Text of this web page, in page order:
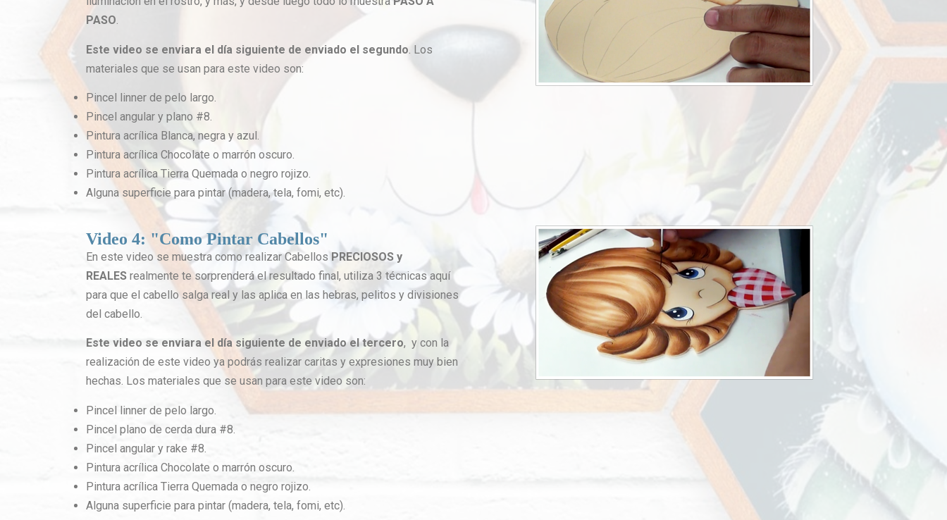
PASO.
Este video se enviara el día siguiente de enviado el segundo. Los
materiales que se usan para este video son:
Pincel linner de pelo largo.
Pincel angular y plano #8.
Pintura acrílica Blanca, negra y azul.
Pintura acrílica Chocolate o marrón oscuro.
Pintura acrílica Tierra Quemada o negro rojizo.
Alguna superficie para pintar (madera, tela, fomi, etc).
Video 4: "Como Pintar Cabellos"
En este video se muestra como realizar Cabellos PRECIOSOS y
REALES realmente te sorprenderá el resultado final, utiliza 3 técnicas aquí
para que el cabello salga real y las aplica en las hebras, pelitos y divisiones
del cabello.
Este video se enviara el día siguiente de enviado el tercero, y con la
realización de este video ya podrás realizar caritas y expresiones muy bien
hechas. Los materiales que se usan para este video son:
Pincel linner de pelo largo.
Pincel plano de cerda dura #8.
Pincel angular y rake #8.
Pintura acrílica Chocolate o marrón oscuro.
Pintura acrílica Tierra Quemada o negro rojizo.
Alguna superficie para pintar (madera, tela, fomi, etc).